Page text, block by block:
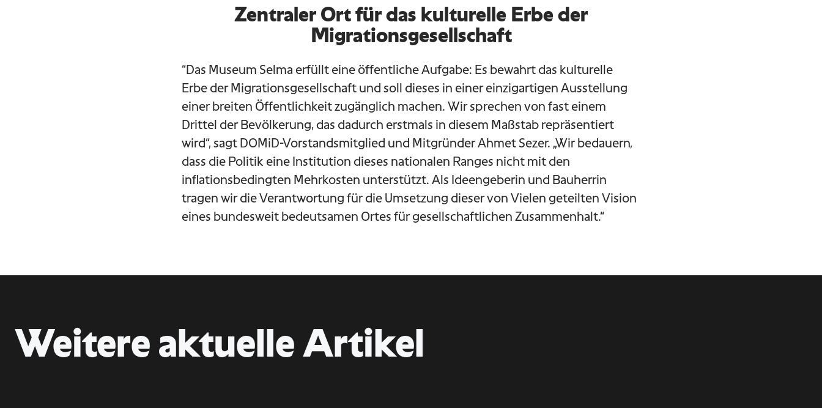
Zentraler Ort für das kulturelle Erbe der
Migrationsgesellschaft
“Das Museum Selma erfüllt eine öffentliche Aufgabe: Es bewahrt das kulturelle
Erbe der Migrationsgesellschaft und soll dieses in einer einzigartigen Ausstellung
einer breiten Öffentlichkeit zugänglich machen. Wir sprechen von fast einem
Drittel der Bevölkerung, das dadurch erstmals in diesem Maßstab repräsentiert
wird“, sagt DOMiD-Vorstandsmitglied und Mitgründer Ahmet Sezer. „Wir bedauern,
dass die Politik eine Institution dieses nationalen Ranges nicht mit den
inflationsbedingten Mehrkosten unterstützt. Als Ideengeberin und Bauherrin
tragen wir die Verantwortung für die Umsetzung dieser von Vielen geteilten Vision
eines bundesweit bedeutsamen Ortes für gesellschaftlichen Zusammenhalt.“
Weitere aktuelle Artikel